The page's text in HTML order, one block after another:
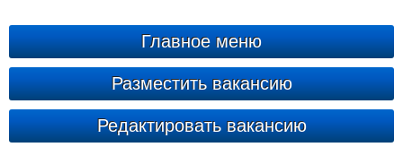
Главное меню
Разместить вакансию
Редактировать вакансию